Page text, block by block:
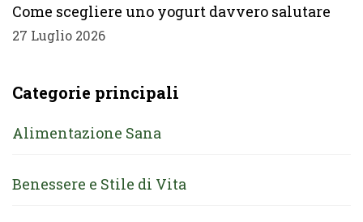
Come scegliere uno yogurt davvero salutare
27 Luglio 2026
Categorie principali
Alimentazione Sana
Benessere e Stile di Vita